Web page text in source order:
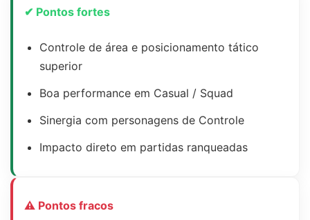
✔ Pontos fortes
Controle de área e posicionamento tático
superior
Boa performance em Casual / Squad
Sinergia com personagens de Controle
Impacto direto em partidas ranqueadas
⚠ Pontos fracos